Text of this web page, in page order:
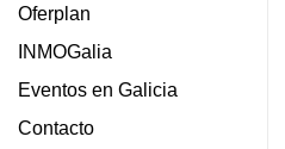
Oferplan
INMOGalia
Eventos en Galicia
Contacto